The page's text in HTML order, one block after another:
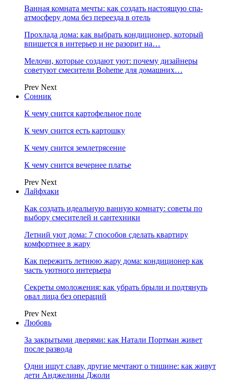
Ванная комната мечты: как создать настоящую спа-
атмосферу дома без переезда в отель
Прохлада дома: как выбрать кондиционер, который
впишется в интерьер и не разорит на…
Мелочи, которые создают уют: почему дизайнеры
советуют смесители Boheme для домашних…
Prev Next
Сонник
К чему снится картофельное поле
К чему снится есть картошку
К чему снится землетрясение
К чему снится вечернее платье
Prev Next
Лайфхаки
Как создать идеальную ванную комнату: советы по
выбору смесителей и сантехники
Летний уют дома: 7 способов сделать квартиру
комфортнее в жару
Как пережить летнюю жару дома: кондиционер как
часть уютного интерьера
Секреты омоложения: как убрать брыли и подтянуть
овал лица без операций
Prev Next
Любовь
За закрытыми дверями: как Натали Портман живет
после развода
Одни ищут славу, другие мечтают о тишине: как живут
дети Анджелины Джоли